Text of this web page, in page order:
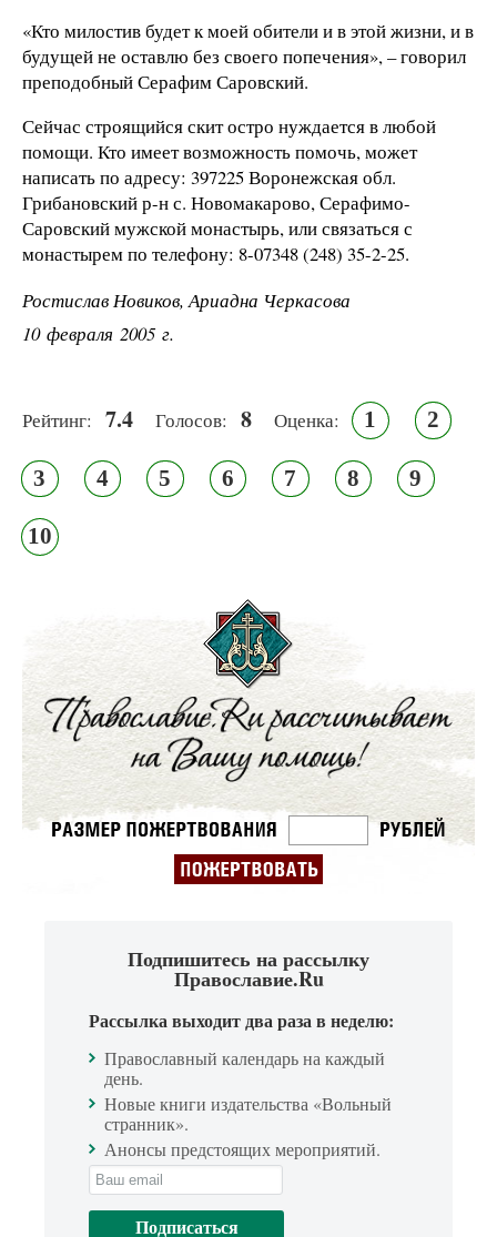
«Кто милостив будет к моей обители и в этой жизни, и в
будущей не оставлю без своего попечения», – говорил
преподобный Серафим Саровский.
Сейчас строящийся скит остро нуждается в любой
помощи. Кто имеет возможность помочь, может
написать по адресу: 397225 Воронежская обл.
Грибановский р-н с. Новомакарово, Серафимо-
Саровский мужской монастырь, или связаться с
монастырем по телефону: 8-07348 (248) 35-2-25.
Ростислав Новиков, Ариадна Черкасова
10 февраля 2005 г.
Рейтинг: 7.4 Голосов: 8 Оценка: 1 2
3 4 5 6 7 8 9
10
Подпишитесь на рассылку
Православие.Ru
Рассылка выходит два раза в неделю:
Православный календарь на каждый
день.
Новые книги издательства «Вольный
странник».
Анонсы предстоящих мероприятий.